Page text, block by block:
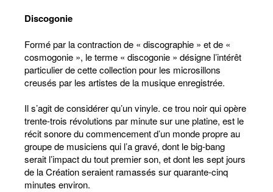
Discogonie
Formé par la contraction de « discographie » et de «
cosmogonie », le terme « discogonie » désigne l’intérêt
particulier de cette collection pour les microsillons
creusés par les artistes de la musique enregistrée.
Il s’agit de considérer qu’un vinyle. ce trou noir qui opère
trente-trois révolutions par minute sur une platine, est le
récit sonore du commencement d’un monde propre au
groupe de musiciens qui l’a gravé, dont le big-bang
serait l’impact du tout premier son, et dont les sept jours
de la Création seraient ramassés sur quarante-cinq
minutes environ.